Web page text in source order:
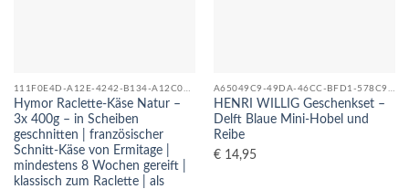
Hymor Raclette-Käse Natur –
3x 400g – in Scheiben
geschnitten | französischer
Schnitt-Käse von Ermitage |
mindestens 8 Wochen gereift |
klassisch zum Raclette | als
HENRI WILLIG Geschenkset –
Delft Blaue Mini-Hobel und
Reibe
€14,95